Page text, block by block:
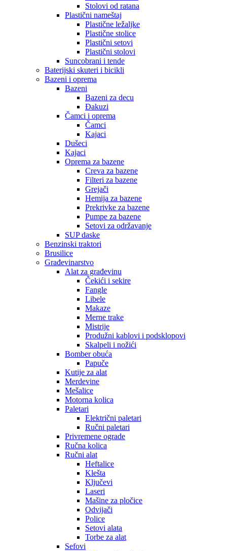
Stolovi od ratana
Plastični nameštaj
Plastične ležaljke
Plastične stolice
Plastični setovi
Plastični stolovi
Suncobrani i tende
Baterijski skuteri i bicikli
Bazeni i oprema
Bazeni
Bazeni za decu
Đakuzi
Čamci i oprema
Čamci
Kajaci
Dušeci
Kajaci
Oprema za bazene
Creva za bazene
Filteri za bazene
Grejači
Hemija za bazene
Prekrivke za bazene
Pumpe za bazene
Setovi za održavanje
SUP daske
Benzinski traktori
Brusilice
Građevinarstvo
Alat za građevinu
Čekići i sekire
Fangle
Libele
Makaze
Merne trake
Mistrije
Produžni kablovi i podsklopovi
Skalpeli i nožići
Bomber obuća
Papuče
Kutije za alat
Merdevine
Mešalice
Motorna kolica
Paletari
Električni paletari
Ručni paletari
Privremene ograde
Ručna kolica
Ručni alat
Heftalice
Klešta
Ključevi
Laseri
Mašine za pločice
Odvijači
Police
Setovi alata
Torbe za alat
Sefovi